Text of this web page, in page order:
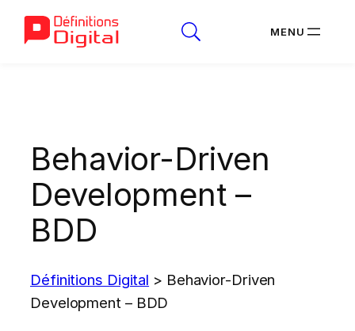
Behavior-Driven
Development –
BDD
Définitions Digital > Behavior-Driven
Development – BDD